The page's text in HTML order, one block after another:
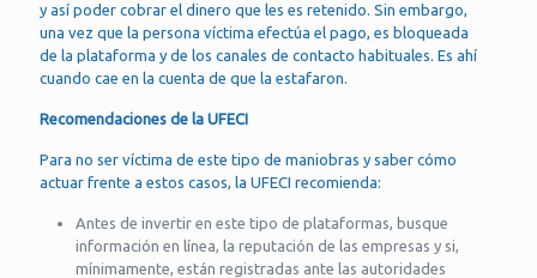
y así poder cobrar el dinero que les es retenido. Sin embargo,
una vez que la persona víctima efectúa el pago, es bloqueada
de la plataforma y de los canales de contacto habituales. Es ahí
cuando cae en la cuenta de que la estafaron.
Recomendaciones de la UFECI
Para no ser víctima de este tipo de maniobras y saber cómo
actuar frente a estos casos, la UFECI recomienda:
Antes de invertir en este tipo de plataformas, busque
información en línea, la reputación de las empresas y si,
mínimamente, están registradas ante las autoridades